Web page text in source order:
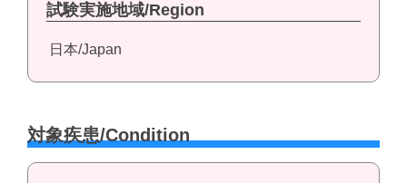
試験実施地域/Region
日本/Japan
対象疾患/Condition